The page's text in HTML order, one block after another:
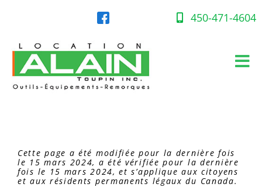
450-471-4604
Gaz propane
Cette page a été modifiée pour la dernière fois
le 15 mars 2024, a été vérifiée pour la dernière
fois le 15 mars 2024, et s’applique aux citoyens
et aux résidents permanents légaux du Canada.